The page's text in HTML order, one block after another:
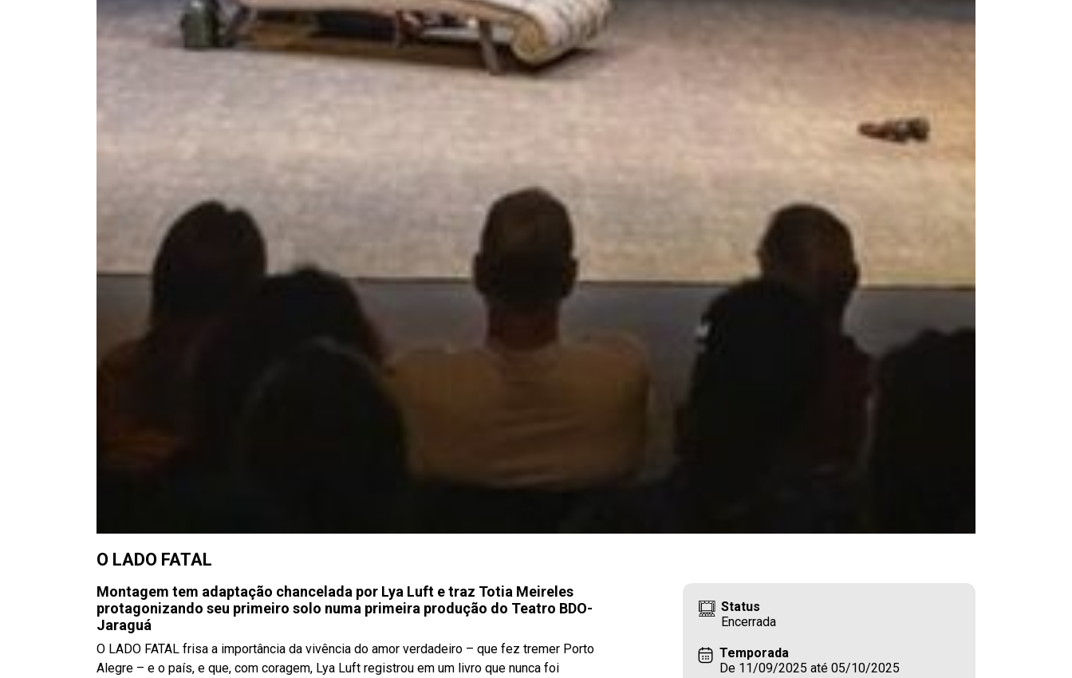
O LADO FATAL
Montagem tem adaptação chancelada por Lya Luft e traz Totia Meireles
protagonizando seu primeiro solo numa primeira produção do Teatro BDO-
Jaraguá
O LADO FATAL frisa a importância da vivência do amor verdadeiro – que fez tremer Porto
Alegre – e o país, e que, com coragem, Lya Luft registrou em um livro que nunca foi
Status
Encerrada
Temporada
De 11/09/2025 até 05/10/2025